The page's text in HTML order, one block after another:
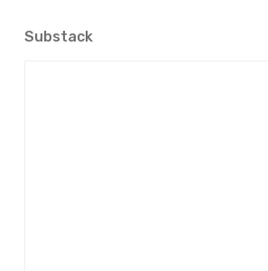
Substack